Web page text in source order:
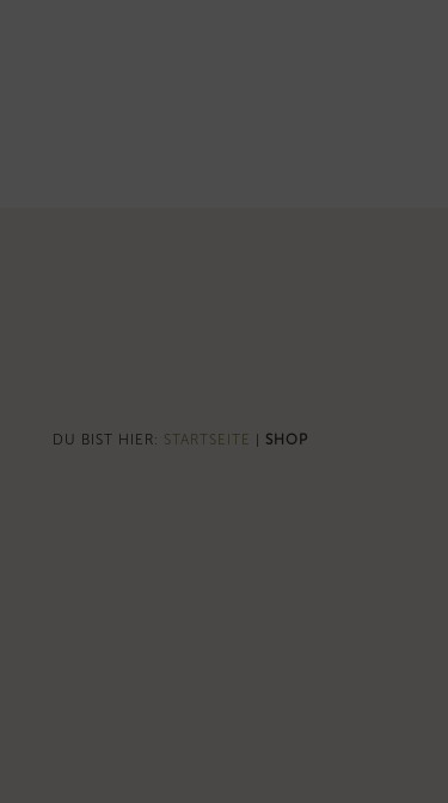
DU BIST HIER: STARTSEITE SHOP